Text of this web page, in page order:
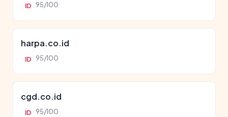
ID 95/100
harpa.co.id
ID 95/100
cgd.co.id
ID 95/100